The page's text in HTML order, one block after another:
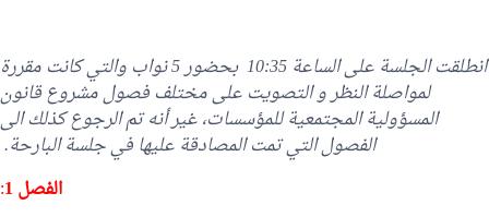
انطلقت الجلسة على الساعة 10:35 بحضور 5 نواب والتي كانت مقررة
لمواصلة النظر و التصويت على مختلف فصول مشروع قانون
المسؤولية المجتمعية للمؤسسات، غير أنه تم الرجوع كذلك الى
الفصول التي تمت المصادقة عليها في جلسة البارحة.
الفصل 1 :